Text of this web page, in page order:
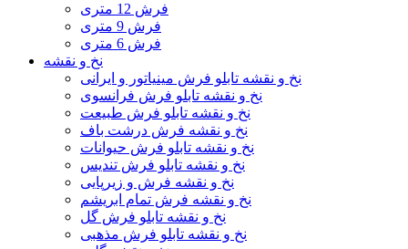
فرش 12 متری
فرش 9 متری
فرش 6 متری
نخ و نقشه
نخ و نقشه تابلو فرش مینیاتور و ایرانی
نخ و نقشه تابلو فرش فرانسوی
نخ و نقشه تابلو فرش طبیعت
نخ و نقشه فرش درشت باف
نخ و نقشه تابلو فرش حیوانات
نخ و نقشه تابلو فرش تندیس
نخ و نقشه فرش و زیرپایی
نخ و نقشه فرش تمام ابریشم
نخ و نقشه تابلو فرش گل
نخ و نقشه تابلو فرش مذهبی